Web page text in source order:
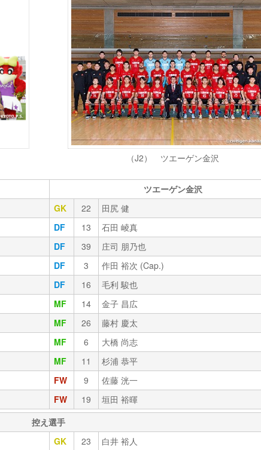
（J2） ツエーゲン金沢
ツエーゲン金沢
GK 22
田尻 健
DF 13
石田 崚真
DF 39
庄司 朋乃也
DF 3
作田 裕次 (Cap.)
DF 16
毛利 駿也
MF 14
金子 昌広
MF 26
藤村 慶太
MF 6
大橋 尚志
MF 11
杉浦 恭平
FW 9
佐藤 洸一
FW 19
垣田 裕暉
控え選手
GK 23
白井 裕人